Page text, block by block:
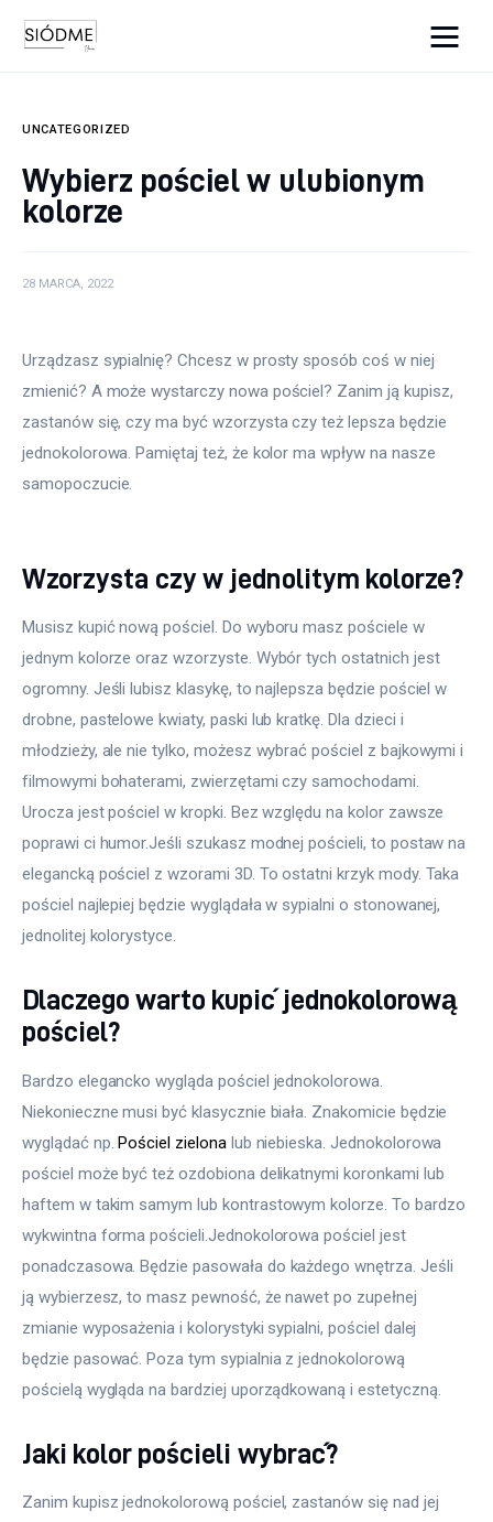
Uroda
Więcej
UNCATEGORIZED
Wybierz pościel w ulubionym
kolorze
28 MARCA, 2022
Urządzasz sypialnię? Chcesz w prosty sposób coś w niej
zmienić? A może wystarczy nowa pościel? Zanim ją kupisz,
zastanów się, czy ma być wzorzysta czy też lepsza będzie
jednokolorowa. Pamiętaj też, że kolor ma wpływ na nasze
samopoczucie.
Wzorzysta czy w jednolitym kolorze?
Musisz kupić nową pościel. Do wyboru masz pościele w
jednym kolorze oraz wzorzyste. Wybór tych ostatnich jest
ogromny. Jeśli lubisz klasykę, to najlepsza będzie pościel w
drobne, pastelowe kwiaty, paski lub kratkę. Dla dzieci i
młodzieży, ale nie tylko, możesz wybrać pościel z bajkowymi i
filmowymi bohaterami, zwierzętami czy samochodami.
Urocza jest pościel w kropki. Bez względu na kolor zawsze
poprawi ci humor.Jeśli szukasz modnej pościeli, to postaw na
elegancką pościel z wzorami 3D. To ostatni krzyk mody. Taka
pościel najlepiej będzie wyglądała w sypialni o stonowanej,
jednolitej kolorystyce.
Dlaczego warto kupić jednokolorową
pościel?
Bardzo elegancko wygląda pościel jednokolorowa.
Niekonieczne musi być klasycznie biała. Znakomicie będzie
wyglądać np. Pościel zielona lub niebieska. Jednokolorowa
pościel może być też ozdobiona delikatnymi koronkami lub
haftem w takim samym lub kontrastowym kolorze. To bardzo
wykwintna forma pościeli.Jednokolorowa pościel jest
ponadczasowa. Będzie pasowała do każdego wnętrza. Jeśli
ją wybierzesz, to masz pewność, że nawet po zupełnej
zmianie wyposażenia i kolorystyki sypialni, pościel dalej
będzie pasować. Poza tym sypialnia z jednokolorową
pościelą wygląda na bardziej uporządkowaną i estetyczną.
Jaki kolor pościeli wybrać?
Zanim kupisz jednokolorową pościel, zastanów się nad jej